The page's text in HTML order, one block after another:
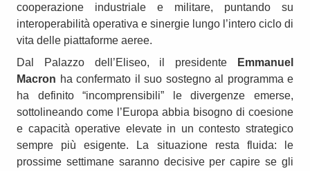
cooperazione industriale e militare, puntando su
interoperabilità operativa e sinergie lungo l’intero ciclo di
vita delle piattaforme aeree.
Dal Palazzo dell’Eliseo, il presidente
Emmanuel
Macron ha confermato il suo sostegno al programma e
ha definito “incomprensibili” le divergenze emerse,
sottolineando come l’Europa abbia bisogno di coesione
e capacità operative elevate in un contesto strategico
sempre più esigente. La situazione resta fluida: le
prossime settimane saranno decisive per capire se gli